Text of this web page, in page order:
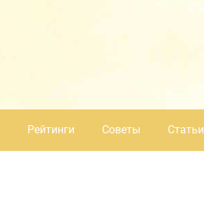
Рейтинги Советы Статьи